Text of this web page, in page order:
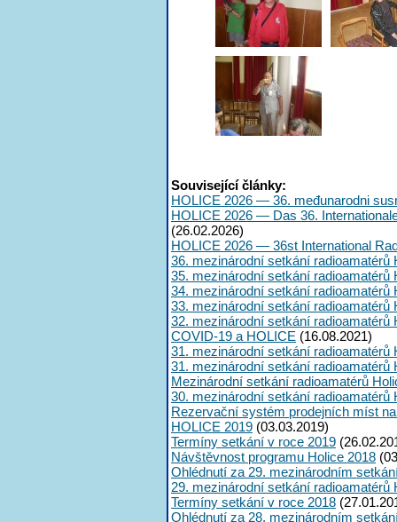
Související články:
HOLICE 2026 — 36. međunarodni
HOLICE 2026 — Das 36.
(26.02.2026)
HOLICE 2026 — 36st International
36. mezinárodní setkání radioamatérů
35. mezinárodní setkání radioamatérů
34. mezinárodní setkání radioamatérů
33. mezinárodní setkání radioamatérů
32. mezinárodní setkání radioamatérů
COVID-19 a HOLICE (16.08.2021)
31. mezinárodní setkání radioamatérů
31. mezinárodní setkání radioamatérů
Mezinárodní setkání radioamatérů
30. mezinárodní setkání radioamatérů
Rezervační systém prodejních míst
HOLICE 2019 (03.03.2019)
Termíny setkání v roce 2019
Návštěvnost programu Holice 2018
Ohlédnutí za 29. mezinárodním
29. mezinárodní setkání radioamatérů
Termíny setkání v roce 2018
Ohlédnutí za 28. mezinárodním